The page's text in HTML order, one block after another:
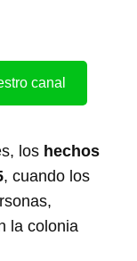
canal
los hechos
, cuando los
la colonia